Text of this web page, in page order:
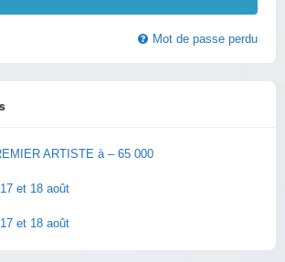
Mot de passe perdu
ARTISTE à – 65 000
et 18 août
et 18 août